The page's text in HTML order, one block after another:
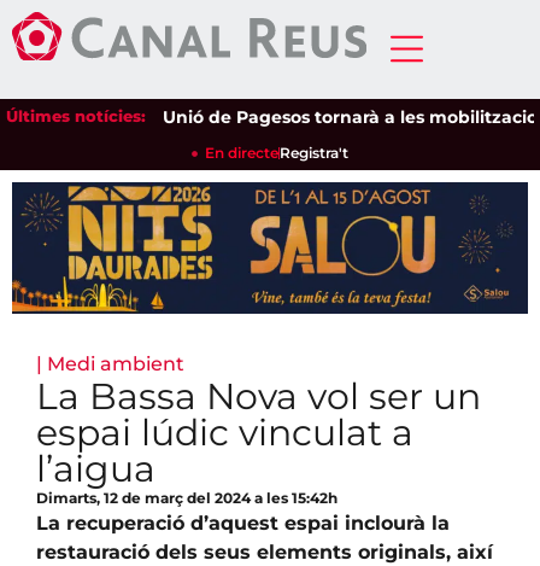
Últimes notícies:Unió de Pagesos tornarà a les
En directeRegistra't
| Medi ambient
La Bassa Nova vol ser un
espai lúdic vinculat a
l’aigua
Dimarts, 12 de març del 2024 a les 15:42h
La recuperació d’aquest espai inclourà la
restauració dels seus elements originals, així